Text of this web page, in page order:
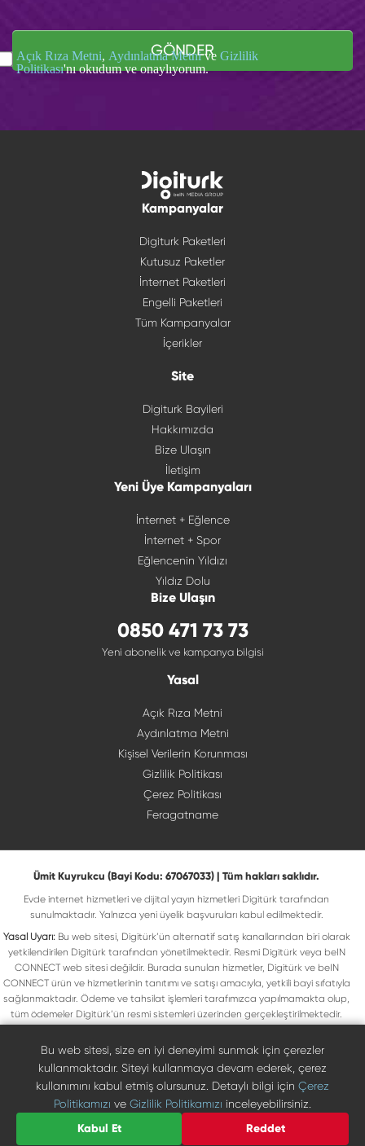
GÖNDER
Açık Rıza Metni, Aydınlatma Metnive Gizlilik
Politikası'nı okudum ve onaylıyorum.
Kampanyalar
Digiturk Paketleri
Kutusuz Paketler
İnternet Paketleri
Engelli Paketleri
Tüm Kampanyalar
İçerikler
Site
Digiturk Bayileri
Hakkımızda
Bize Ulaşın
İletişim
Yeni Üye Kampanyaları
İnternet + Eğlence
İnternet + Spor
Eğlencenin Yıldızı
Yıldız Dolu
Bize Ulaşın
0850 471 73 73
Yeni abonelik ve kampanya bilgisi
Yasal
Açık Rıza Metni
Aydınlatma Metni
Kişisel Verilerin Korunması
Gizlilik Politikası
Çerez Politikası
Feragatname
Ümit Kuyrukcu (Bayi Kodu: 67067033) | Tüm hakları saklıdır.
Evde internet hizmetleri ve dijital yayın hizmetleri Digitürk tarafından
sunulmaktadır. Yalnızca yeni üyelik başvuruları kabul edilmektedir.
Yasal Uyarı:Bu web sitesi, Digitürk’ün alternatif satış kanallarından biri olarak
yetkilendirilen Digitürk tarafından yönetilmektedir. Resmi Digitürk veya beIN
CONNECT web sitesi değildir. Burada sunulan hizmetler, Digitürk ve beIN
CONNECT ürün ve hizmetlerinin tanıtımı ve satışı amacıyla, yetkili bayi sıfatıyla
sağlanmaktadır. Ödeme ve tahsilat işlemleri tarafımızca yapılmamakta olup,
tüm ödemeler Digitürk’ün resmi sistemleri üzerinden gerçekleştirilmektedir.
koruma altındadır. Bu markalar, yalnızca marka sahiplerinin kullanım koşullarına
uygun şekilde kullanılmaktadır. Digitürk veya beIN CONNECT’in resmi web
sitelerine ulaşmak için ilgili markaların doğrudan resmi kanallarını ziyaret
edebilirsiniz.
Digiturk resmî bayi listesinde doğrulayın
©2026Ümit Kuyrukcu. Tüm hakları saklıdır.
Bize Ulaşın
0850 471 73 73
Bu web sitesi, size en iyi deneyimi sunmak için çerezler
kullanmaktadır. Siteyi kullanmaya devam ederek, çerez
kullanımını kabul etmiş olursunuz. Detaylı bilgi için Çerez
Politikamızı ve Gizlilik Politikamızı inceleyebilirsiniz.
Kabul Et Reddet